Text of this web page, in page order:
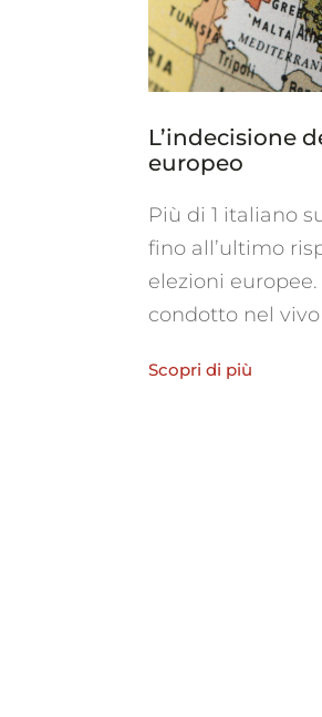
L’indecisione
europeo
Più di 1 italiano
fino all’ultimo
elezioni
condotto nel vivo
Scopri di più